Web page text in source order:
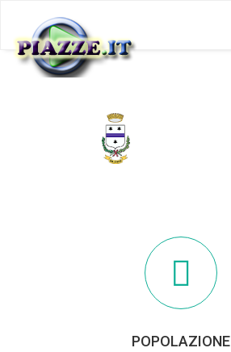
POPOLAZIONE